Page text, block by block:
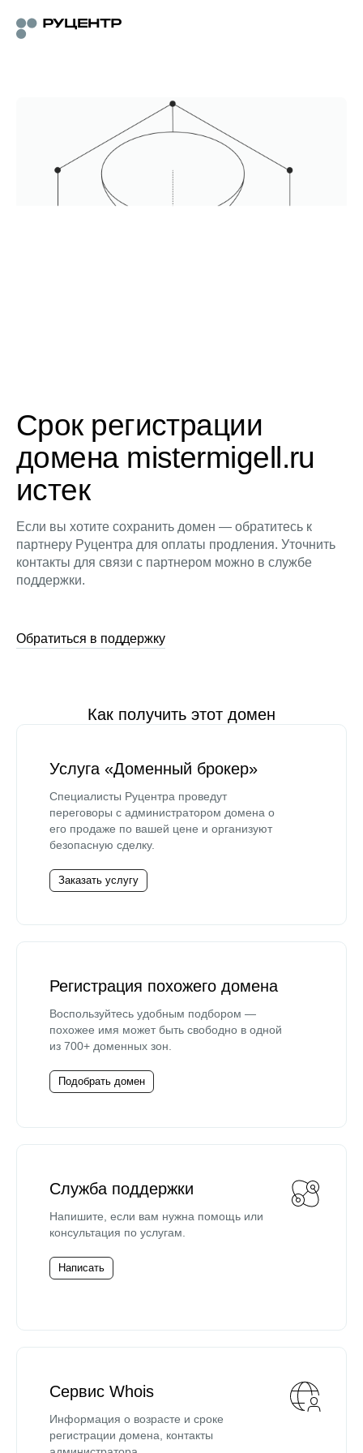
Срок регистрации
домена mistermigell.ru
истек
Если вы хотите сохранить домен — обратитесь к
партнеру Руцентра для оплаты продления. Уточнить
контакты для связи с партнером можно в службе
поддержки.
Обратиться в поддержку
Как получить этот домен
Услуга «Доменный брокер»
Специалисты Руцентра проведут
переговоры с администратором домена о
его продаже по вашей цене и организуют
безопасную сделку.
Заказать услугу
Регистрация похожего домена
Воспользуйтесь удобным подбором —
похожее имя может быть свободно в одной
из 700+ доменных зон.
Подобрать домен
Служба поддержки
Напишите, если вам нужна помощь или
консультация по услугам.
Написать
Сервис Whois
Информация о возрасте и сроке
регистрации домена, контакты